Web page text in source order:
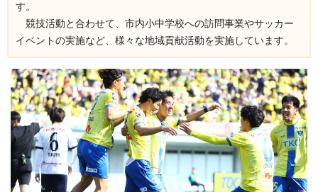
す。
競技活動と合わせて、市内小中学校への訪問事業やサッカー
イベントの実施など、様々な地域貢献活動を実施しています。